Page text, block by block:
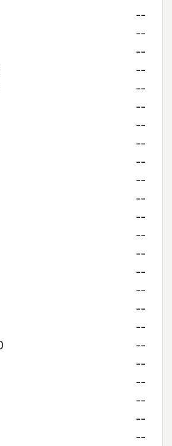
--
--
--
--
--
--
--
--
--
--
--
--
--
--
--
--
--
--
--
--
--
--
--
--